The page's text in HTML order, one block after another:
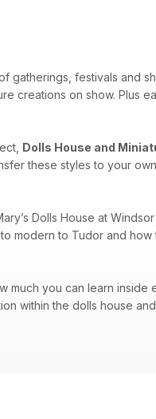
gatherings, festivals and
creations on show. Plus
Dolls House and
these styles to your
Dolls House at
modern to Tudor and
much you can learn inside
within the dolls house